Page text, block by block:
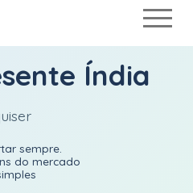
Índia
sempre.
do mercado